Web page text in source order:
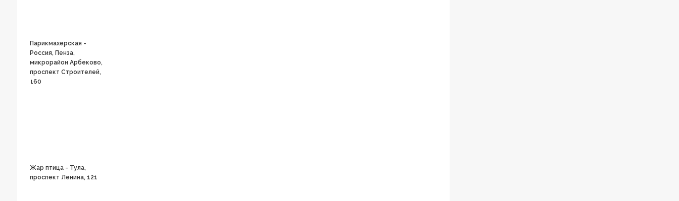
Парикмахерская -
Россия, Пенза,
микрорайон Арбеково,
проспект Строителей,
160
Жар птица - Тула,
проспект Ленина, 121